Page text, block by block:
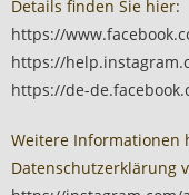
Details finden Sie hier:
https://
https://
https://de-
Weitere Informationen
Datenschutzerklärung